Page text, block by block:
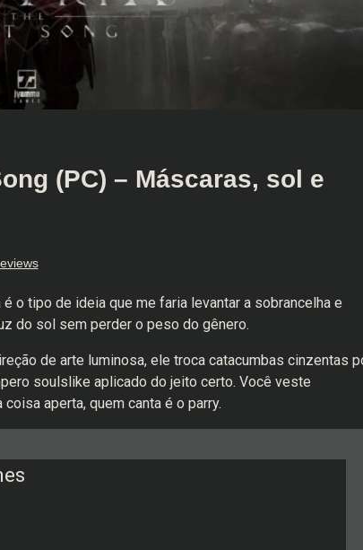
(PC) – Máscaras, sol e
o tipo de ideia que me faria levantar a sobrancelha e
do sol sem perder o peso do gênero.
de arte luminosa, ele troca catacumbas cinzentas
soulslike aplicado do jeito certo. Você veste
aperta, quem canta é o parry.